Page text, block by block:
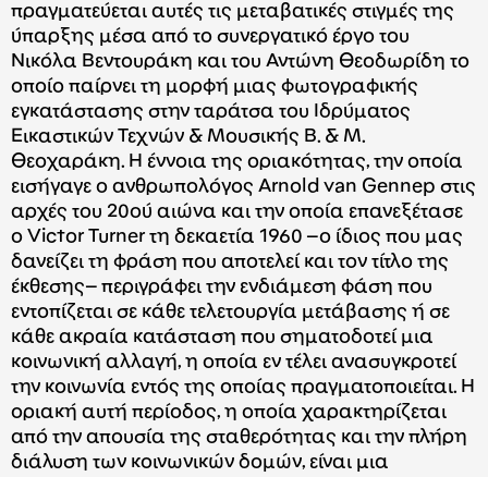
πραγματεύεται αυτές τις μεταβατικές στιγμές της
ύπαρξης μέσα από το συνεργατικό έργο του
Νικόλα Βεντουράκη και του Αντώνη Θεοδωρίδη το
οποίο παίρνει τη μορφή μιας φωτογραφικής
εγκατάστασης στην ταράτσα του Ιδρύματος
Εικαστικών Τεχνών & Μουσικής Β. & Μ.
Θεοχαράκη. Η έννοια της οριακότητας, την οποία
εισήγαγε ο ανθρωπολόγος Arnold van Gennep στις
αρχές του 20ού αιώνα και την οποία επανεξέτασε
ο Victor Turner τη δεκαετία 1960 –ο ίδιος που μας
δανείζει τη φράση που αποτελεί και τον τίτλο της
έκθεσης– περιγράφει την ενδιάμεση φάση που
εντοπίζεται σε κάθε τελετουργία μετάβασης ή σε
κάθε ακραία κατάσταση που σηματοδοτεί μια
κοινωνική αλλαγή, η οποία εν τέλει ανασυγκροτεί
την κοινωνία εντός της οποίας πραγματοποιείται. Η
οριακή αυτή περίοδος, η οποία χαρακτηρίζεται
από την απουσία της σταθερότητας και την πλήρη
διάλυση των κοινωνικών δομών, είναι μια